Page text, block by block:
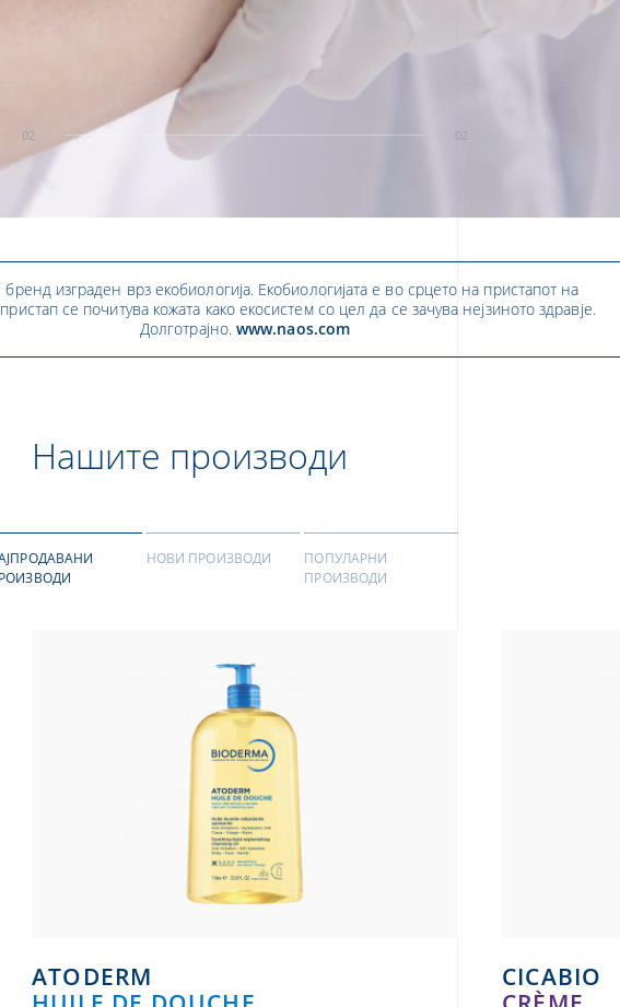
02 02
бренд изграден врз екобиологија. Екобиологијата е во срцето на пристапот на
се почитува кожата како екосистем со цел да се зачува нејзиното здравје.
Долготрајно.www.naos.com
Нашите производи
НОВИ ПРОИЗВОДИ
ПОПУЛАРНИ
ПРОИЗВОДИ
ATODERM
CICABIO